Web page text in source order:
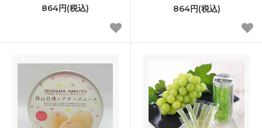
864円(税込) 864円(税込)